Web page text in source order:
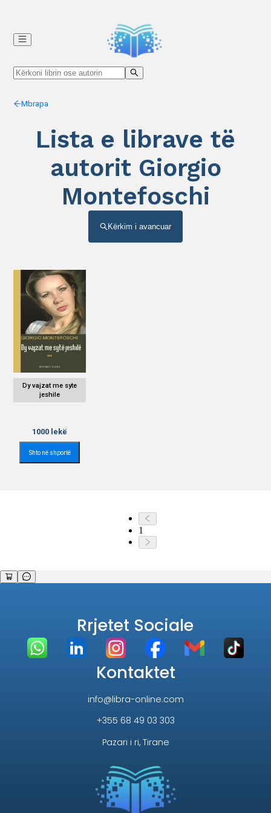
Mbrapa
Lista e librave të
autorit Giorgio
Montefoschi
Kërkim i avancuar
Dy vajzat me syte
jeshile
1000 lekë
Shto në shportë
1
Rrjetet Sociale
Kontaktet
info@libra-online.com
+355 68 49 03 303
Pazari i ri, Tirane